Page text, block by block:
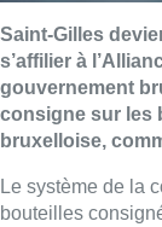
Saint-Gilles
s’affilier à
gouvernement
consigne sur les
bruxelloise,
Le système de la
bouteilles